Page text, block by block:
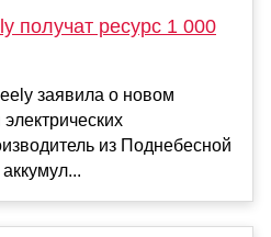
получат ресурс 1 000
заявила о новом
из Поднебесной